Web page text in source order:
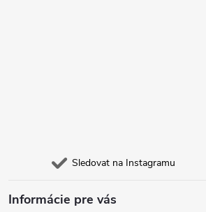
Sledovat na Instagramu
Informácie pre vás